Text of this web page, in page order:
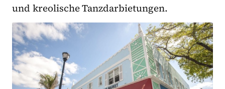
und kreolische Tanzdarbietungen.